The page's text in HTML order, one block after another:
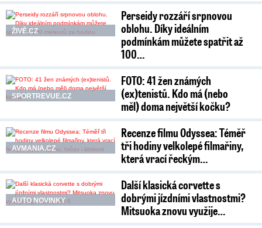
ŽIVĚ.CZ
Perseidy rozzáří srpnovou
oblohu. Díky ideálním
podmínkám můžete spatřit až
100…
SPORTREVUE.CZ
FOTO: 41 žen známých
(ex)tenistů. Kdo má (nebo
měl) doma největší kočku?
AVMANIA.CZ
Recenze filmu Odyssea: Téměř
tři hodiny velkolepé filmařiny,
která vrací řeckým…
AUTO NOVINKY
Další klasická corvette s
dobrými jízdními vlastnostmi?
Mitsuoka znovu využije…